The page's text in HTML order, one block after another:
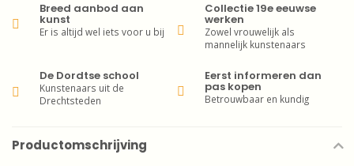
Breed aanbod aan
kunst
Er is altijd wel iets voor u bij
Collectie 19e eeuwse
werken
Zowel vrouwelijk als
mannelijk kunstenaars
De Dordtse school
Kunstenaars uit de
Drechtsteden
Eerst informeren dan
pas kopen
Betrouwbaar en kundig
Productomschrijving